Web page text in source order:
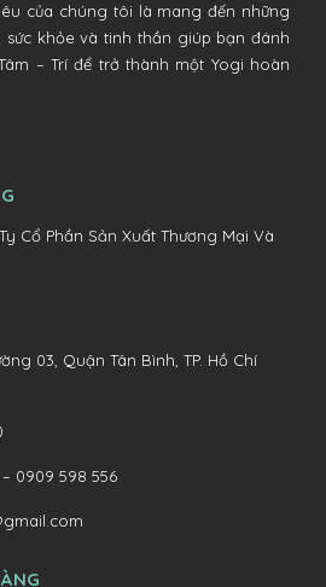
của chúng tôi là mang đến những
khỏe và tinh thần giúp bạn đánh
– Trí để trở thành một Yogi hoàn
Cổ Phần Sản Xuất Thương Mại Và
03, Quận Tân Bình, TP. Hồ Chí
0909 598 556